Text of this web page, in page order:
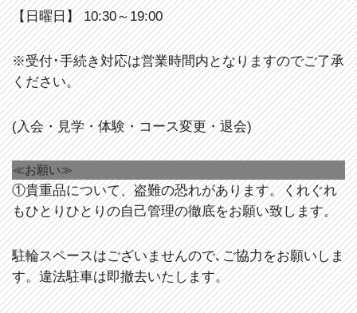
【日曜日】 10:30～19:00
※受付･手続き対応は営業時間内となりますのでご了承
ください。
(入会・見学・体験・コース変更・退会)
≪お願い≫
①貴重品について、盗難の恐れがあります。くれぐれ
もひとりひとりの自己管理の徹底をお願い致します。
駐輪スペースはございませんので､ご協力をお願いしま
す。違法駐車は即撤去いたします。